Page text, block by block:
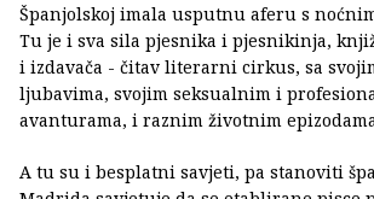
Španjolskoj imala usputnu aferu s
Tu je i sva sila pjesnika i pjesnikinja,
i izdavača - čitav literarni cirkus, sa
ljubavima, svojim seksualnim i
avanturama, i raznim životnim
A tu su i besplatni savjeti, pa stanoviti